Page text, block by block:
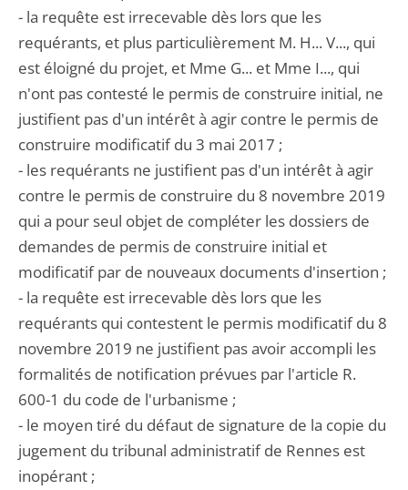
- la requête est irrecevable dès lors que les
requérants, et plus particulièrement M. H... V..., qui
est éloigné du projet, et Mme G... et Mme I..., qui
n'ont pas contesté le permis de construire initial, ne
justifient pas d'un intérêt à agir contre le permis de
construire modificatif du 3 mai 2017 ;
- les requérants ne justifient pas d'un intérêt à agir
contre le permis de construire du 8 novembre 2019
qui a pour seul objet de compléter les dossiers de
demandes de permis de construire initial et
modificatif par de nouveaux documents d'insertion ;
- la requête est irrecevable dès lors que les
requérants qui contestent le permis modificatif du 8
novembre 2019 ne justifient pas avoir accompli les
formalités de notification prévues par l'article R.
600-1 du code de l'urbanisme ;
- le moyen tiré du défaut de signature de la copie du
jugement du tribunal administratif de Rennes est
inopérant ;